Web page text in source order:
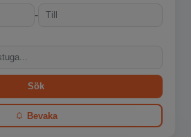
-
Sök
Bevaka